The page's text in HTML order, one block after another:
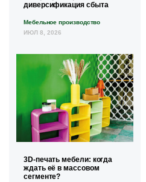
диверсификация сбыта
Мебельное производство
ИЮЛ 8, 2026
3D-печать мебели: когда
ждать её в массовом
сегменте?